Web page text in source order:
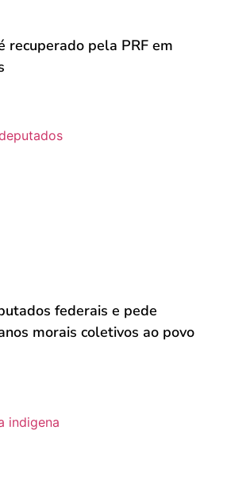
recuperado pela PRF em
federais e pede
morais coletivos ao povo